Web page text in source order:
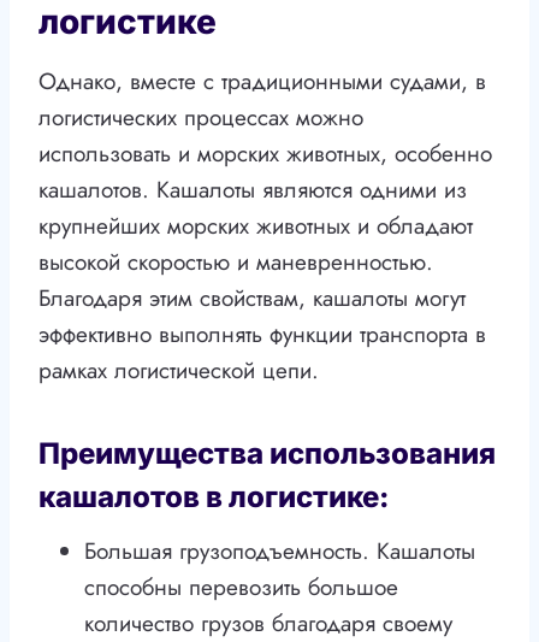
логистике
Однако, вместе с традиционными судами, в
логистических процессах можно
использовать и морских животных, особенно
кашалотов. Кашалоты являются одними из
крупнейших морских животных и обладают
высокой скоростью и маневренностью.
Благодаря этим свойствам, кашалоты могут
эффективно выполнять функции транспорта в
рамках логистической цепи.
Преимущества использования
кашалотов в логистике:
Большая грузоподъемность. Кашалоты
способны перевозить большое
количество грузов благодаря своему